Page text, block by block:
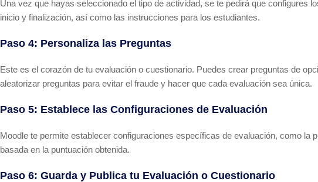
Una vez que hayas seleccionado el tipo de actividad, se te pedirá que configures
inicio y finalización, así como las instrucciones para los estudiantes.
Paso 4: Personaliza las Preguntas
Este es el corazón de tu evaluación o cuestionario. Puedes crear preguntas de
aleatorizar preguntas para evitar el fraude y hacer que cada evaluación sea única.
Paso 5: Establece las Configuraciones de Evaluación
Moodle te permite establecer configuraciones específicas de evaluación, como
basada en la puntuación obtenida.
Paso 6: Guarda y Publica tu Evaluación o Cuestionario